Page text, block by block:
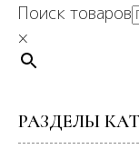
Поиск товаров
×
РАЗДЕЛЫ